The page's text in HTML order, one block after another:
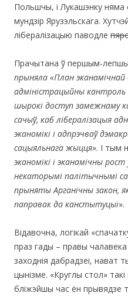
Польшчы, і Лукашэнку няма
мундзір Ярузэльскага.
лібералізацыю паводле
Прачытана ў першым-
прыняла «План эканамічнай
адміністрацыйны
шырокі доступ замежнаму
сачыў, каб лібералізацыя
эканомікі і адпрэчваў
сацыяльнага жыцця». І тым
эканомікі і эканамічны
некаторымі палітычнымі
прыняты Арганічны закон,
паправак да канстытуцыі».
Відавочна, логікай
праз гады – правы чалавека
заходнія дабрадзеі, нават
цынізме. «Круглы стол»
бліжэйшы час ён прывядзе